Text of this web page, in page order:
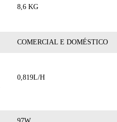
8,6 KG
COMERCIAL E DOMÉSTICO
0,819L/H